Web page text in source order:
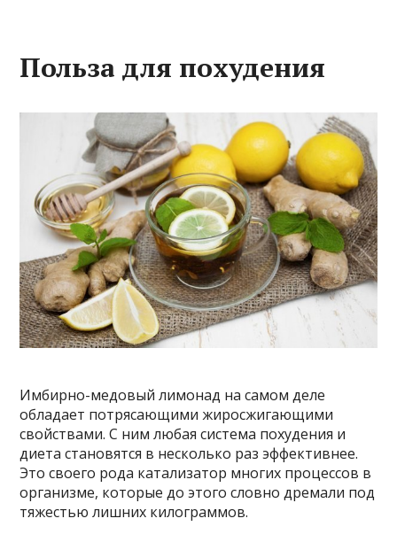
Польза для похудения
Имбирно-медовый лимонад на самом деле
обладает потрясающими жиросжигающими
свойствами. С ним любая система похудения и
диета становятся в несколько раз эффективнее.
Это своего рода катализатор многих процессов в
организме, которые до этого словно дремали под
тяжестью лишних килограммов.